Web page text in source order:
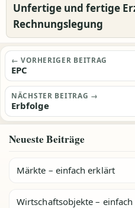
Unfertige und fertige
Rechnungslegung
← VORHERIGER BEITRAG
EPC
NÄCHSTER BEITRAG →
Erbfolge
Neueste Beiträge
Märkte – einfach erklärt
Wirtschaftsobjekte –